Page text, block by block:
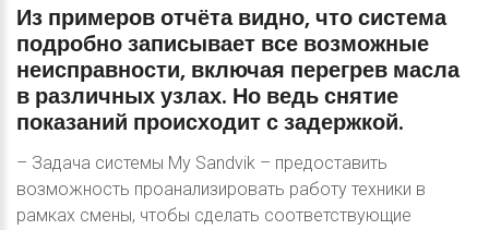
Из примеровотчёта видно,чтосистема
подробнозаписывает все возможные
неисправности, включая перегрев масла
в различныхузлах. Но ведьснятие
показаний происходитсзадержкой.
– Задача системы My Sandvik – предоставить
возможность проанализировать работу техники в
рамках смены, чтобы сделать соответствующие